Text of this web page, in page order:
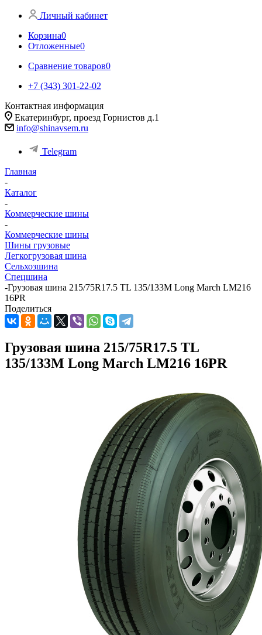
Личный кабинет
Корзина0
Отложенные0
Сравнение товаров0
+7 (343) 301-22-02
Контактная информация
Екатеринбург, проезд Горнистов д.1
info@shinavsem.ru
Telegram
Главная
-
Каталог
-
Коммерческие шины
-
Коммерческие шины
Шины грузовые
Легкогрузовая шина
Сельхозшина
Спецшина
-Грузовая шина 215/75R17.5 TL 135/133M Long March LM216
16PR
Поделиться
Грузовая шина 215/75R17.5 TL
135/133M Long March LM216 16PR